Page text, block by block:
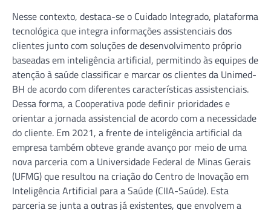
Nesse contexto, destaca-se o Cuidado Integrado, plataforma
tecnológica que integra informações assistenciais dos
clientes junto com soluções de desenvolvimento próprio
baseadas em inteligência artificial, permitindo às equipes de
atenção à saúde classificar e marcar os clientes da Unimed-
BH de acordo com diferentes características assistenciais.
Dessa forma, a Cooperativa pode definir prioridades e
orientar a jornada assistencial de acordo com a necessidade
do cliente. Em 2021, a frente de inteligência artificial da
empresa também obteve grande avanço por meio de uma
nova parceria com a Universidade Federal de Minas Gerais
(UFMG) que resultou na criação do Centro de Inovação em
Inteligência Artificial para a Saúde (CIIA-Saúde). Esta
parceria se junta a outras já existentes, que envolvem a